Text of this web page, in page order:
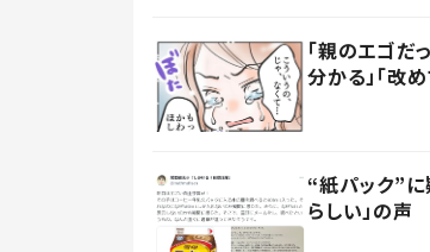
「親のエゴだ
分かる」「改
“紙パック”
らしい」の声